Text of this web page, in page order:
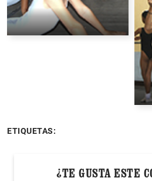
ETIQUETAS:
¿TE GUSTA ESTE